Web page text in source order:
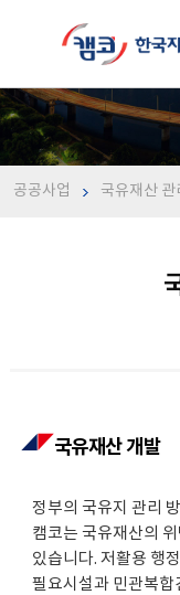
공공사업 국유재산 관
국유재산 개발
정부의 국유지 관리
캠코는 국유재산의
있습니다. 저활용 행
필요시설과 민관복